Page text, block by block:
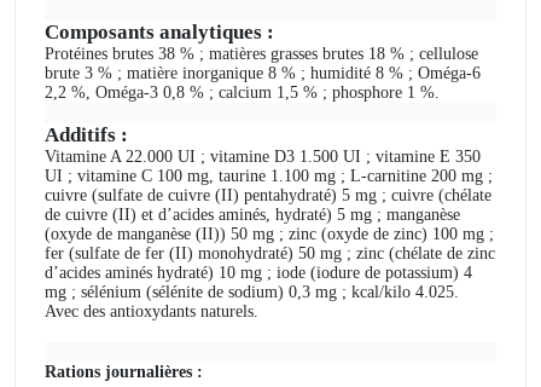
Composants analytiques :
Protéines brutes 38 % ; matières grasses brutes 18 % ; cellulose
brute 3 % ; matière inorganique 8 % ; humidité 8 % ; Oméga-6
2,2 %, Oméga-3 0,8 % ; calcium 1,5 % ; phosphore 1 %.
Additifs :
Vitamine A 22.000 UI ; vitamine D3 1.500 UI ; vitamine E 350
UI ; vitamine C 100 mg, taurine 1.100 mg ; L-carnitine 200 mg ;
cuivre (sulfate de cuivre (II) pentahydraté) 5 mg ; cuivre (chélate
de cuivre (II) et d’acides aminés, hydraté) 5 mg ; manganèse
(oxyde de manganèse (II)) 50 mg ; zinc (oxyde de zinc) 100 mg ;
fer (sulfate de fer (II) monohydraté) 50 mg ; zinc (chélate de zinc
d’acides aminés hydraté) 10 mg ; iode (iodure de potassium) 4
mg ; sélénium (sélénite de sodium) 0,3 mg ; kcal/kilo 4.025.
Avec des antioxydants naturels.
Rations journalières :